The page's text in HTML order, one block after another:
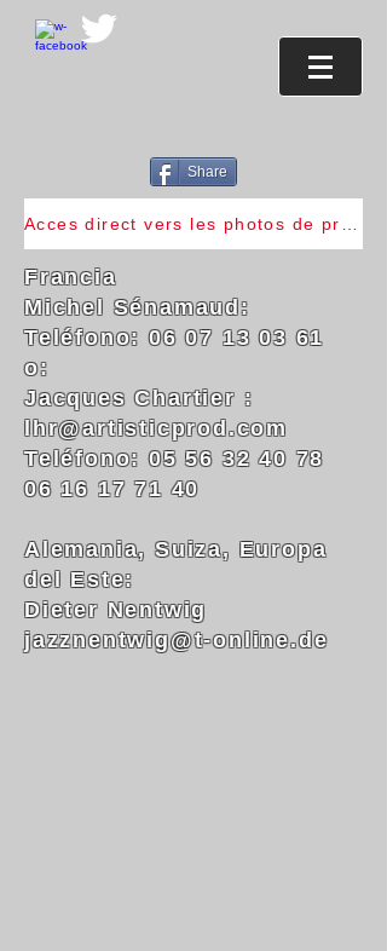
Share
Francia
Michel Sénamaud:
Teléfono:06 07 13 03 61
o:
Jacques Chartier :
lhr@artisticprod.com
Teléfono: 05 56 32 40 78
06 16 17 71 40
Alemania, Suiza, Europa
del Este:
Dieter Nentwig
jazznentwig@t-online.de